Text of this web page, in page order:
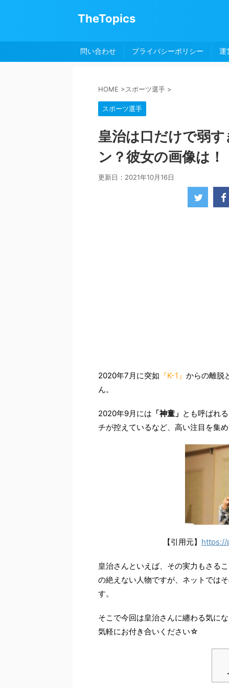
TheTopics
問い合わせ プライバシーポリシー 運
HOME >スポーツ選手 >
スポーツ選手
皇治は口だけで弱
ン？彼女の画像は！
更新日： 2021年10月16日
2020年7月に突如 『K-1 』 からの離脱
ん。
2020年9月には 「神童」 とも呼ばれる
チが控えているなど、高い注目を集
【引用元】
皇治さんといえば、その実力もさる
の絶えない人物ですが、ネットでは
す。
そこで今回は皇治さんに纏わる気に
気軽にお付き合いください☆